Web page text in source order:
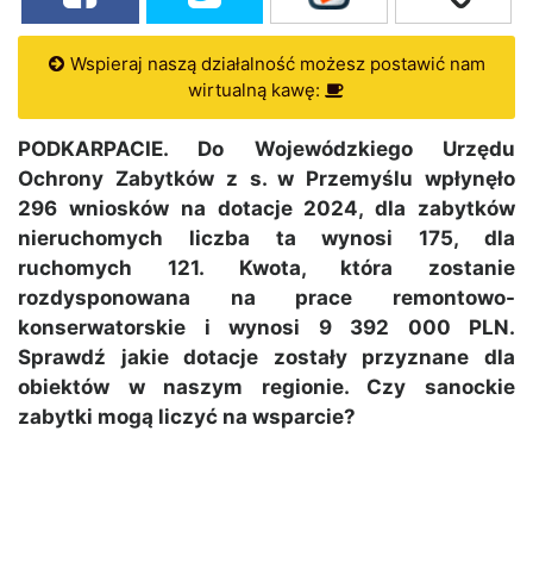
Wspieraj naszą działalność możesz postawić nam
wirtualną kawę:
PODKARPACIE. Do Wojewódzkiego Urzędu
Ochrony Zabytków z s. w Przemyślu wpłynęło
296 wniosków na dotacje 2024, dla zabytków
nieruchomych liczba ta wynosi 175, dla
ruchomych 121. Kwota, która zostanie
rozdysponowana na prace remontowo-
konserwatorskie i wynosi 9 392 000 PLN.
Sprawdź jakie dotacje zostały przyznane dla
obiektów w naszym regionie. Czy sanockie
zabytki mogą liczyć na wsparcie?